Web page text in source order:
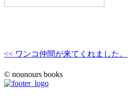
<< ワンコ仲間が来てくれました。
© nounours books